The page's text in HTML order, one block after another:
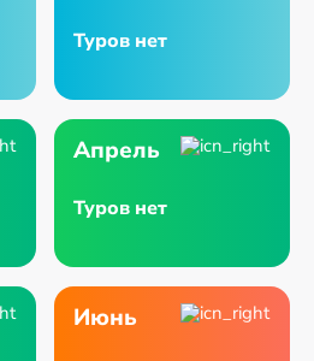
Туров нет
Апрель
Туров нет
Июнь